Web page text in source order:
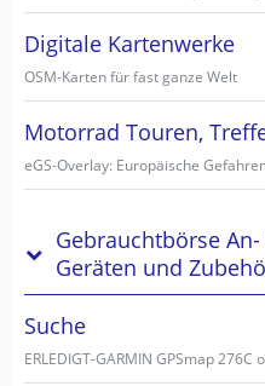
Digitale Kartenwerke
OSM-Karten für fast ganze Welt
Motorrad Touren,
eGS-Overlay: Europäische
Gebrauchtbörse
Geräten und
Suche
ERLEDIGT-GARMIN GPSmap 276C